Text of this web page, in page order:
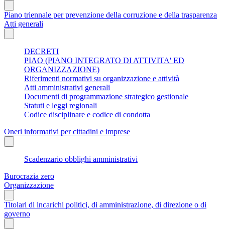
Piano triennale per prevenzione della corruzione e della trasparenza
Atti generali
DECRETI
PIAO (PIANO INTEGRATO DI ATTIVITA' ED
ORGANIZZAZIONE)
Riferimenti normativi su organizzazione e attività
Atti amministrativi generali
Documenti di programmazione strategico gestionale
Statuti e leggi regionali
Codice disciplinare e codice di condotta
Oneri informativi per cittadini e imprese
Scadenzario obblighi amministrativi
Burocrazia zero
Organizzazione
Titolari di incarichi politici, di amministrazione, di direzione o di
governo